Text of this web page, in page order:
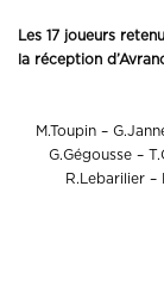
Les 17 joueurs
la réception
M.Toupin –
G.Gégousse –
R.Lebarilier –